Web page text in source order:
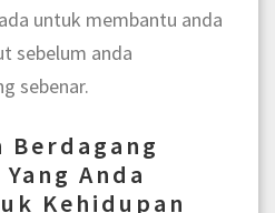
untuk membantu anda
sebelum anda
sebenar.
Berdagang
Anda
Kehidupan